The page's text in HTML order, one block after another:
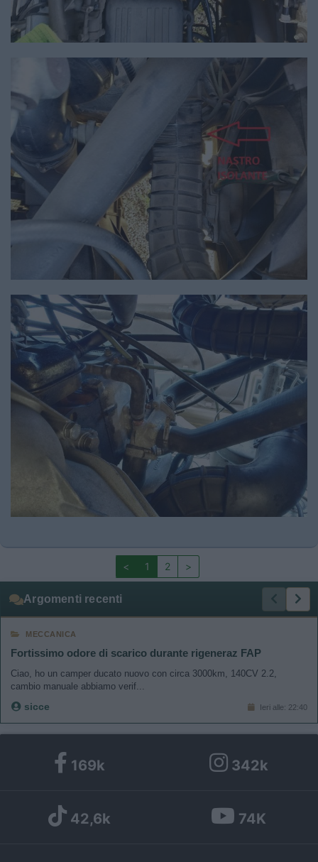
< 1 2 >
Argomenti recenti
MECCANICA
Fortissimo odore di scarico durante rigeneraz FAP
Ciao, ho un camper ducato nuovo con circa 3000km, 140CV 2.2,
cambio manuale abbiamo verif...
sicce Ieri alle: 22:40
169k 342k
42,6k 74K